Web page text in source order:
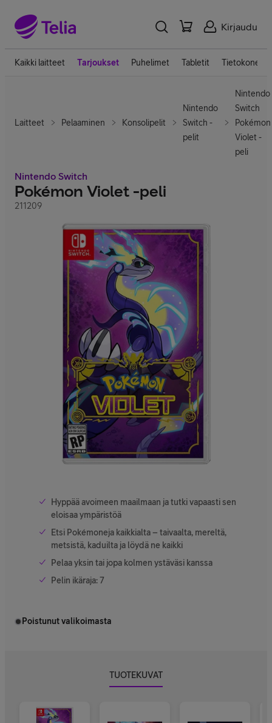
Kirjaudu
Kaikki laitteet Tarjoukset Puhelimet Tabletit Tietokoneet
Laitteet Pelaaminen Konsolipelit
Nintendo
Switch -
pelit
Nintendo
Switch
Pokémon
Violet -
peli
Nintendo Switch
Pokémon Violet -peli
211209
Hyppää avoimeen maailmaan ja tutki vapaasti sen
eloisaa ympäristöä
Etsi Pokémoneja kaikkialta – taivaalta, mereltä,
metsistä, kaduilta ja löydä ne kaikki
Pelaa yksin tai jopa kolmen ystäväsi kanssa
Pelin ikäraja: 7
Poistunut valikoimasta
TUOTEKUVAT